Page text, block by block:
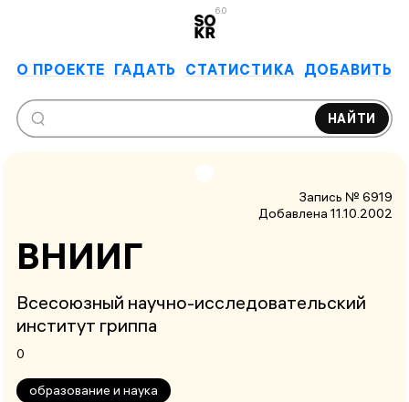
6.0
О ПРОЕКТЕ ГАДАТЬ СТАТИСТИКА ДОБАВИТЬ
НАЙТИ
Запись № 6919
Добавлена 11.10.2002
ВНИИГ
Всесоюзный научно-исследовательский
институт гриппа
0
образование и наука